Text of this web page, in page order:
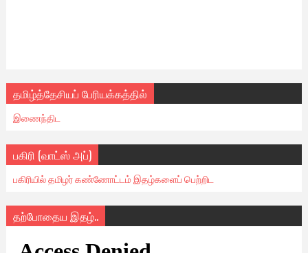
தமிழ்த்தேசியப் பேரியக்கத்தில்
இணைந்திட
பகிரி (வாட்ஸ் அப்)
பகிரியில் தமிழர் கண்ணோட்டம் இதழ்களைப் பெற்றிட
தற்போதைய இதழ்..